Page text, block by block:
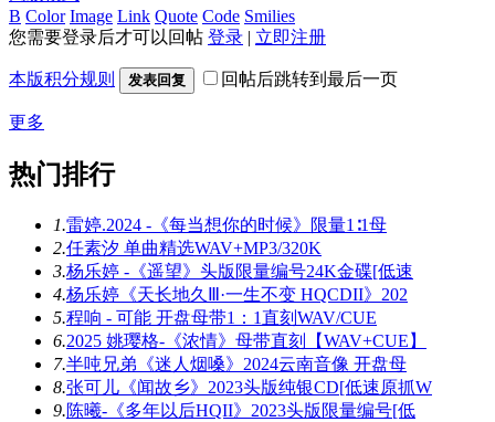
B Color Image Link Quote Code Smilies
您需要登录后才可以回帖 登录 | 立即注册
本版积分规则 发表回复 回帖后跳转到最后一页
更多
热门排行
1.雷婷.2024 -《每当想你的时候》限量1∶1母
2.任素汐 单曲精选WAV+MP3/320K
3.杨乐婷 -《遥望》头版限量编号24K金碟[低速
4.杨乐婷《天长地久Ⅲ·一生不变 HQCDII》202
5.程响 - 可能 开盘母带1：1直刻WAV/CUE
6.2025 姚璎格-《浓情》母带直刻【WAV+CUE】
7.半吨兄弟《迷人烟嗓》2024云南音像 开盘母
8.张可儿《闻故乡》2023头版纯银CD[低速原抓W
9.陈曦-《多年以后HQII》2023头版限量编号[低